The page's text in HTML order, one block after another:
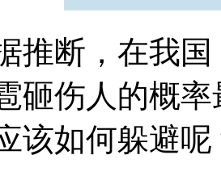
推断，在我
砸伤人的概
该如何躲避呢